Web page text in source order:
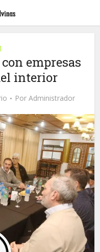
empresas
interior
Por Administrador